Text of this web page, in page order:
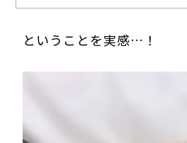
ということを実感…！